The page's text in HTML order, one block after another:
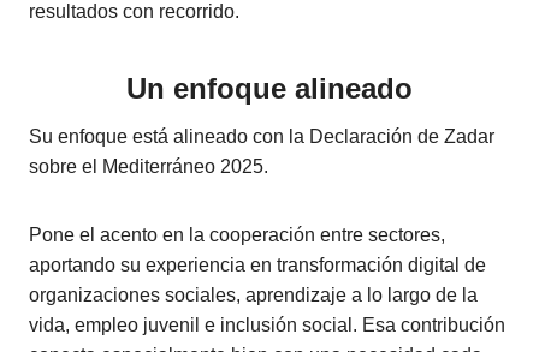
resultados con recorrido.
Un enfoque alineado
Su enfoque está alineado con la Declaración de Zadar
sobre el Mediterráneo 2025.
Pone el acento en la cooperación entre sectores,
aportando su experiencia en transformación digital de
organizaciones sociales, aprendizaje a lo largo de la
vida, empleo juvenil e inclusión social. Esa contribución